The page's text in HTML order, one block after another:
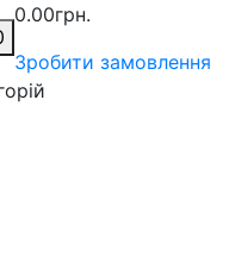
0.00грн.
Зробити замовлення